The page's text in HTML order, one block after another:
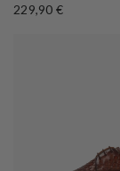
229,90 €